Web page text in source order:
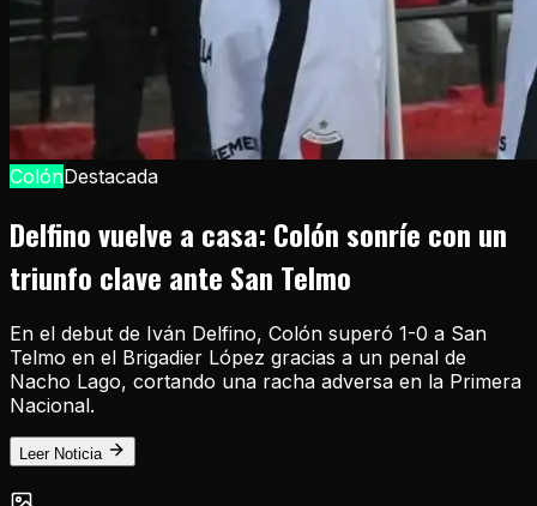
ColónDestacada
Delfino vuelve a casa: Colón sonríe con un
triunfo clave ante San Telmo
En el debut de Iván Delfino, Colón superó 1-0 a San
Telmo en el Brigadier López gracias a un penal de
Nacho Lago, cortando una racha adversa en la Primera
Nacional.
Leer Noticia